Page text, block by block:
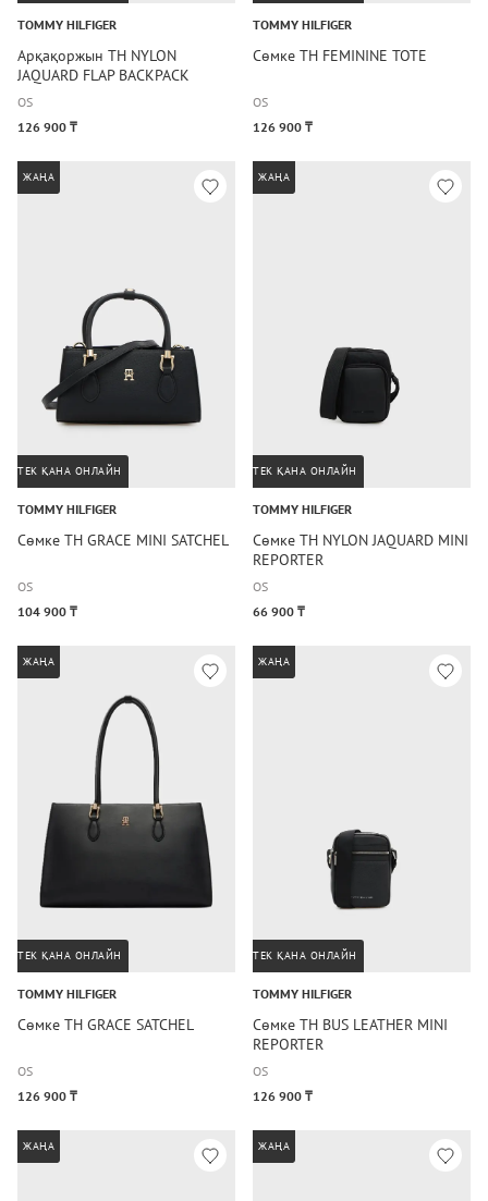
TOMMY HILFIGER
Арқақоржын TH NYLON
JAQUARD FLAP BACKPACK
OS
126 900 ₸
TOMMY HILFIGER
Сөмке TH FEMININE TOTE
OS
126 900 ₸
ЖАҢА
ТЕК ҚАНА ОНЛАЙН
TOMMY HILFIGER
Сөмке TH GRACE MINI SATCHEL
OS
104 900 ₸
ЖАҢА
ТЕК ҚАНА ОНЛАЙН
TOMMY HILFIGER
Сөмке TH NYLON JAQUARD MINI
REPORTER
OS
66 900 ₸
ЖАҢА
ТЕК ҚАНА ОНЛАЙН
TOMMY HILFIGER
Сөмке TH GRACE SATCHEL
OS
126 900 ₸
ЖАҢА
ТЕК ҚАНА ОНЛАЙН
TOMMY HILFIGER
Сөмке TH BUS LEATHER MINI
REPORTER
OS
126 900 ₸
ЖАҢА ЖАҢА